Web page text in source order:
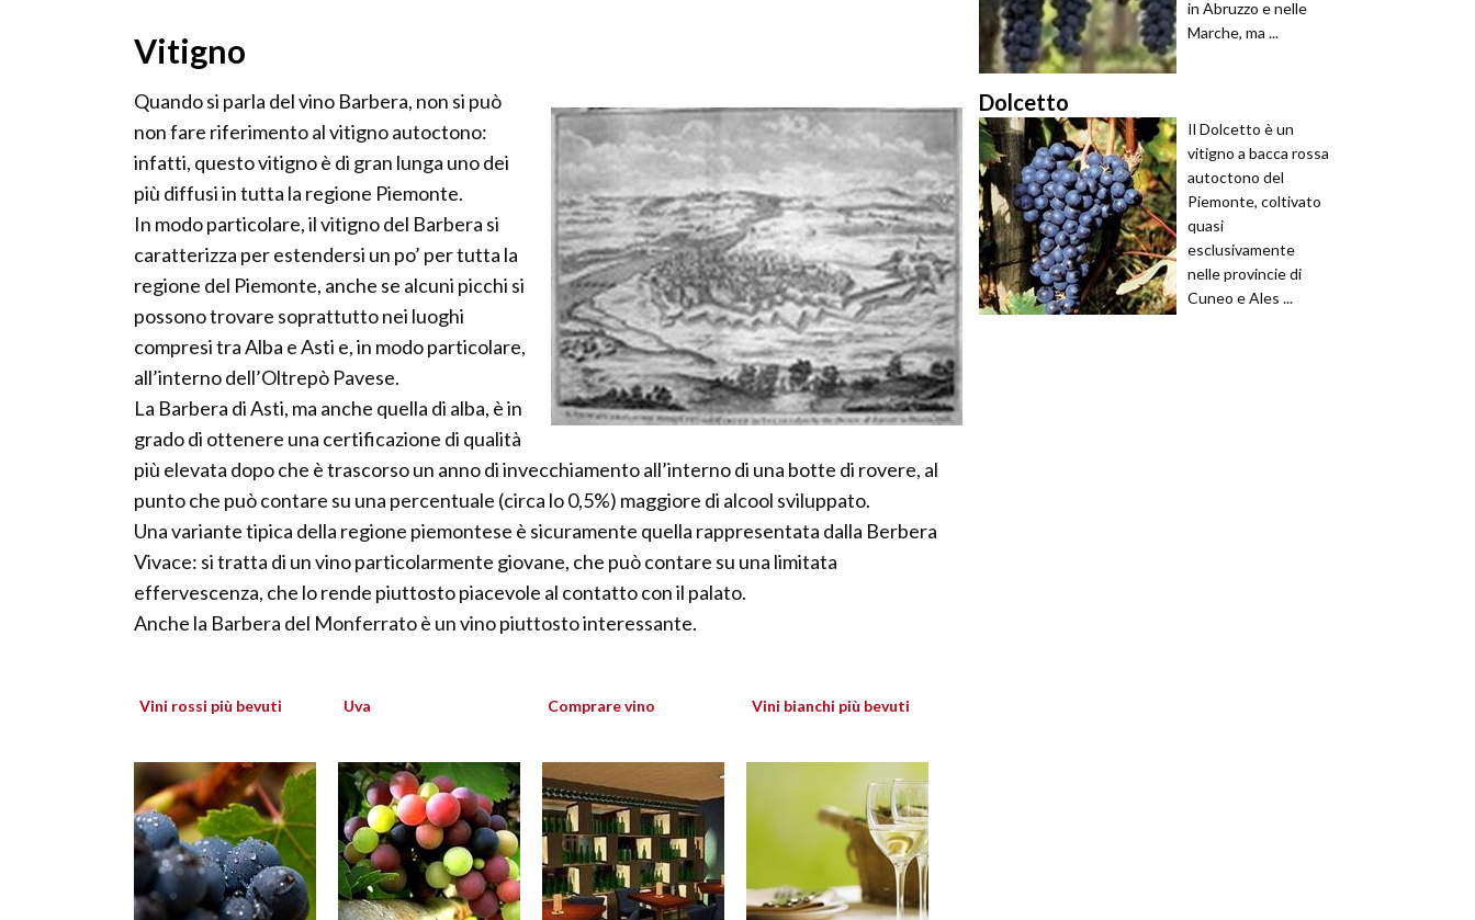
Vitigno
Quando si parla del vino Barbera, non si può
non fare riferimento al vitigno autoctono:
infatti, questo vitigno è di gran lunga uno dei
più diffusi in tutta la regione Piemonte.
In modo particolare, il vitigno del Barbera si
caratterizza per estendersi un po’ per tutta la
regione del Piemonte, anche se alcuni picchi si
possono trovare soprattutto nei luoghi
compresi tra Alba e Asti e, in modo particolare,
all’interno dell’Oltrepò Pavese.
La Barbera di Asti, ma anche quella di alba, è in
grado di ottenere una certificazione di qualità
più elevata dopo che è trascorso un anno di invecchiamento all’interno di una botte di rovere, al
punto che può contare su una percentuale (circa lo 0,5%) maggiore di alcool sviluppato.
Una variante tipica della regione piemontese è sicuramente quella rappresentata dalla Berbera
Vivace: si tratta di un vino particolarmente giovane, che può contare su una limitata
effervescenza, che lo rende piuttosto piacevole al contatto con il palato.
Anche la Barbera del Monferrato è un vino piuttosto interessante.
Vini rossi più bevuti Uva Comprare vino Vini bianchi più bevuti
in Abruzzo e nelle
Marche, ma ...
Dolcetto
Il Dolcetto è un
vitigno a bacca rossa
autoctono del
Piemonte, coltivato
quasi
esclusivamente
nelle provincie di
Cuneo e Ales ...